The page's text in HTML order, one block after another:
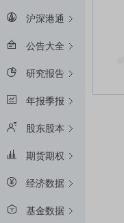
沪深港通
公告大全
研究报告
年报季报
股东股本
期货期权
经济数据
基金数据